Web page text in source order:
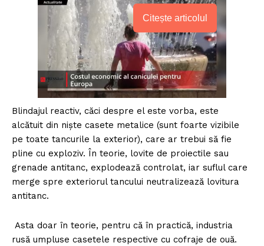
Citește articolul
Blindajul reactiv, căci despre el este vorba, este
alcătuit din niște casete metalice (sunt foarte vizibile
pe toate tancurile la exterior), care ar trebui să fie
pline cu exploziv. În teorie, lovite de proiectile sau
grenade antitanc, explodează controlat, iar suflul care
merge spre exteriorul tancului neutralizează lovitura
antitanc.
Asta doar în teorie, pentru că în practică, industria
rusă umpluse casetele respective cu cofraje de ouă.